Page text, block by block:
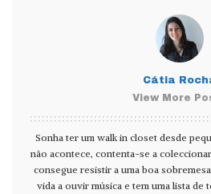
Cátia
View More
Sonha ter um walk in closet desde
não acontece, contenta-se a
consegue resistir a uma boa
vida a ouvir música e tem uma lista de